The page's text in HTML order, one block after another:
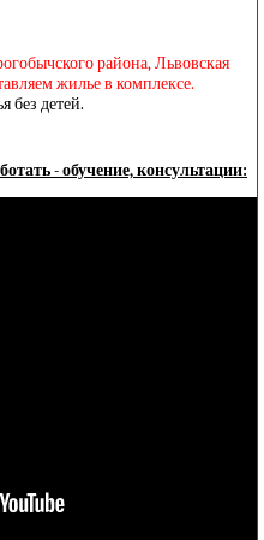
района, Львовская
жилье в комплексе.
без детей.
- обучение, консультации: